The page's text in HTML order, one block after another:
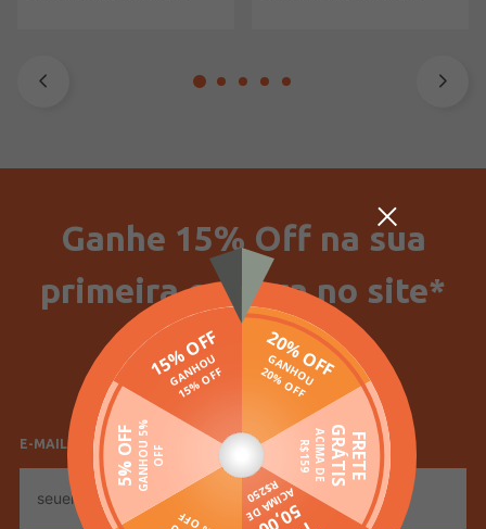
Ganhe 15% Off na sua
primeira compra no site*
SELECIONE SEU GÊNERO
Feminino Masculino
E-MAIL
mail